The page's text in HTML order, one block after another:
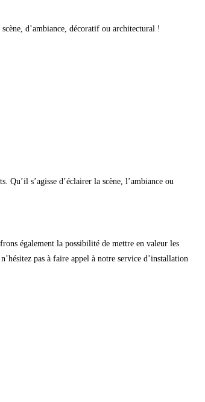
d’ambiance, décoratif ou architectural !
s’agisse d’éclairer la scène, l’ambiance ou
également la possibilité de mettre en valeur les
pas à faire appel à notre service d’installation